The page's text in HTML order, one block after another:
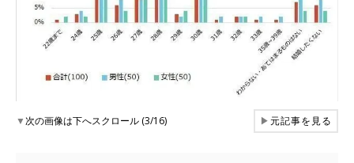
▼次の画像は下へスクロール (3/16) ▶元記事を見る